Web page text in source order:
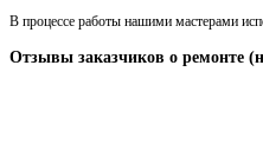
В процессе работы нашими мастерами
Отзывы заказчиков о ремонте